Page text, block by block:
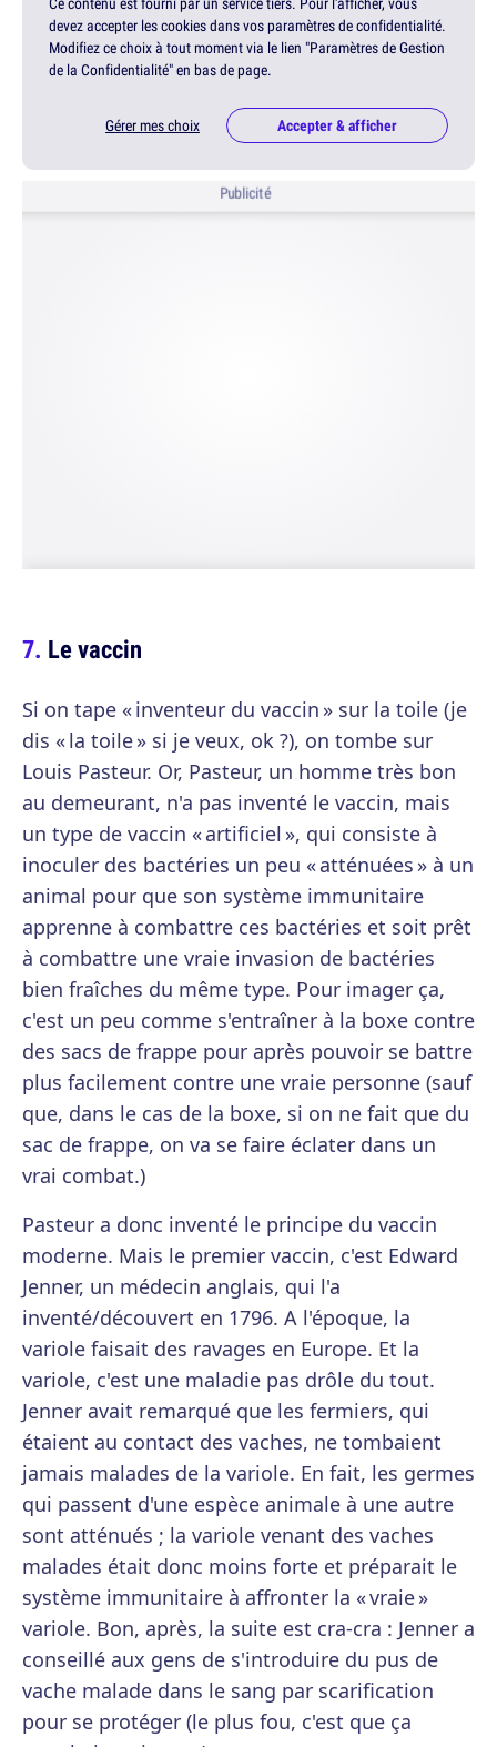
devez accepter les cookies dans vos paramètres de confidentialité.
Modifiez ce choix à tout moment via le lien "Paramètres de Gestion
de la Confidentialité" en bas de page.
Gérer mes choix Accepter & afficher
Publicité
Le vaccin
Si on tape « inventeur du vaccin » sur la toile (je
dis « la toile » si je veux, ok ?), on tombe sur
Louis Pasteur. Or, Pasteur, un homme très bon
au demeurant, n'a pas inventé le vaccin, mais
un type de vaccin « artificiel », qui consiste à
inoculer des bactéries un peu « atténuées » à un
animal pour que son système immunitaire
apprenne à combattre ces bactéries et soit prêt
à combattre une vraie invasion de bactéries
bien fraîches du même type. Pour imager ça,
c'est un peu comme s'entraîner à la boxe contre
des sacs de frappe pour après pouvoir se battre
plus facilement contre une vraie personne (sauf
que, dans le cas de la boxe, si on ne fait que du
sac de frappe, on va se faire éclater dans un
vrai combat.)
Pasteur a donc inventé le principe du vaccin
moderne. Mais le premier vaccin, c'est Edward
Jenner, un médecin anglais, qui l'a
inventé/découvert en 1796. A l'époque, la
variole faisait des ravages en Europe. Et la
variole, c'est une maladie pas drôle du tout.
Jenner avait remarqué que les fermiers, qui
étaient au contact des vaches, ne tombaient
jamais malades de la variole. En fait, les germes
qui passent d'une espèce animale à une autre
sont atténués ; la variole venant des vaches
malades était donc moins forte et préparait le
système immunitaire à affronter la « vraie »
variole. Bon, après, la suite est cra-cra : Jenner a
conseillé aux gens de s'introduire du pus de
vache malade dans le sang par scarification
pour se protéger (le plus fou, c'est que ça